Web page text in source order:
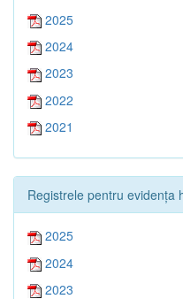
2025
2024
2023
2022
2021
Registrele pentru evidența
2025
2024
2023